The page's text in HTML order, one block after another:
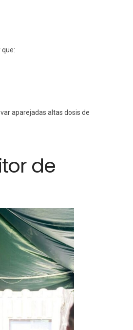
que:
aparejadas altas dosis de
de